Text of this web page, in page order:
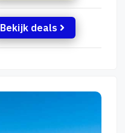
Bekijk deals